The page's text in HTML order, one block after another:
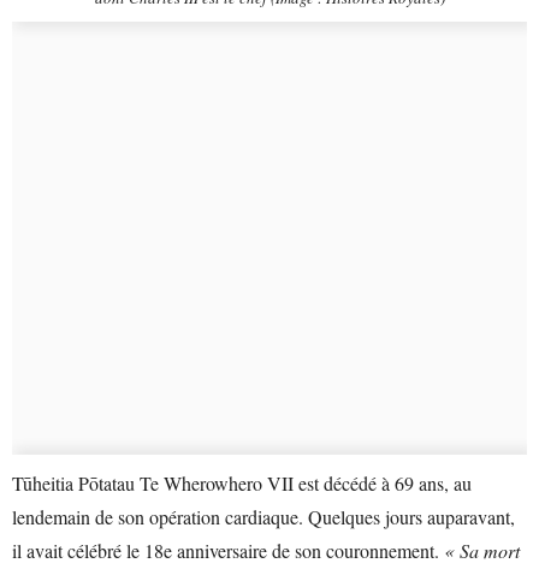
Tūheitia Pōtatau Te Wherowhero VII est décédé à 69 ans, au
lendemain de son opération cardiaque. Quelques jours auparavant,
il avait célébré le 18e anniversaire de son couronnement. « Sa mort